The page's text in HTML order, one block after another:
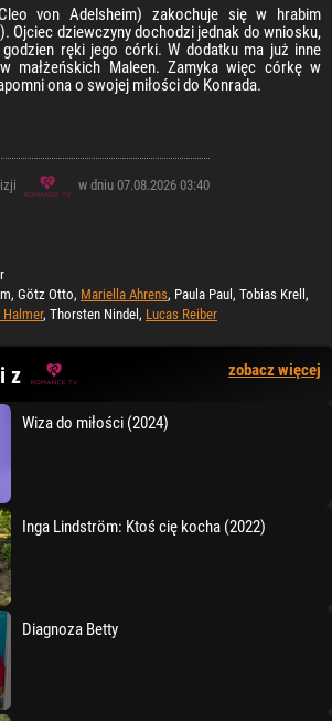
von Adelsheim) zakochuje się w hrabim
Ojciec dziewczyny dochodzi jednak do wniosku,
ręki jego córki. W dodatku ma już inne
małżeńskich Maleen. Zamyka więc córkę w
ona o swojej miłości do Konrada.
w dniu 07.08.2026 03:40
Götz Otto, Mariella Ahrens, Paula Paul, Tobias Krell,
, Thorsten Nindel, Lucas Reiber
z zobacz więcej
Wiza do miłości (2024)
Inga Lindström: Ktoś cię kocha (2022)
Diagnoza Betty